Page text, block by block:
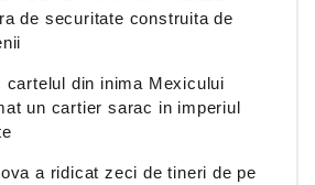
de securitate construita de
cartelul din inima Mexicului
un cartier sarac in imperiul
a ridicat zeci de tineri de pe